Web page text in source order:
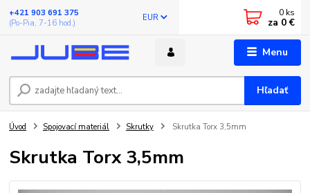
Menu
EUR
Hľadať
+421 903 691 375
(Po-Pia, 7-16 hod.)
0 ks
za 0 €
Úvod Spojovací materiál Skrutky Skrutka Torx 3,5mm
Skrutka Torx 3,5mm